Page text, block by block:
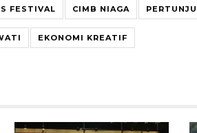
FESTIVAL CIMB NIAGA
EKONOMI KREATIF
jalanan